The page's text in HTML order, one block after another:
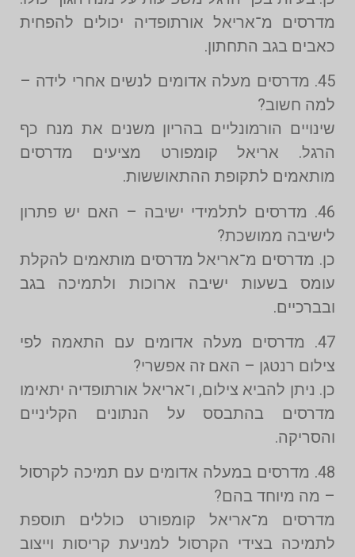
מדרסים מ־אריאל אורתופדיה יכולים להפחית
כאבים בגב התחתון.
45. מדרסים מעלה אדומים לנשים אחרי לידה –
למה חשוב?
שינויים הורמונליים בהריון משנים את מנח כף
הרגל. אריאל קומפורט מציעים מדרסים
מותאמים לתקופת ההתאוששות.
46. מדרסים לתלמידי ישיבה – האם יש פתרון
לישיבה ממושכת?
כן. מדרסים מ־אריאל מדרסים מותאמים להקלת
עומס בשעות ישיבה ארוכות ולתמיכה בגב
ובברכיים.
47. מדרסים מעלה אדומים עם התאמה לפי
צילום רנטגן – האם זה אפשרי?
כן. ניתן להביא צילום, ו־אריאל אורתופדיה יתאימו
מדרסים בהתבסס על הנתונים הקליניים
והסריקה.
48. מדרסים במעלה אדומים עם תמיכה לקרסול
– מה מיוחד בהם?
מדרסים מ־אריאל קומפורט כוללים תוספת
לתמיכה בצידי הקרסול למניעת קריסות וייצוב